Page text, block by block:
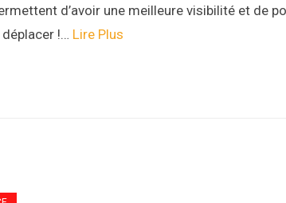
d’avoir une meilleure visibilité et de
!… Lire Plus